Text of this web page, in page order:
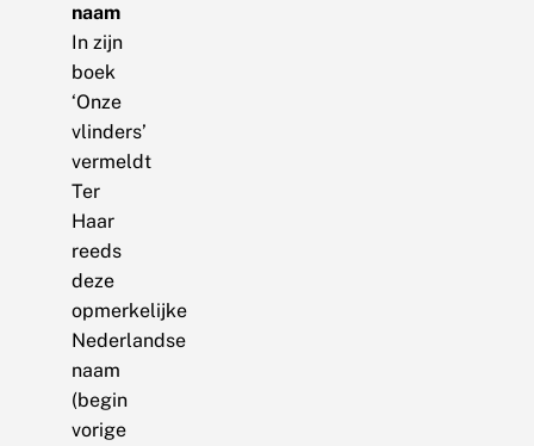
naam
In zijn
boek
‘Onze
vlinders’
vermeldt
Ter
Haar
reeds
deze
opmerkelijke
Nederlandse
naam
(begin
vorige